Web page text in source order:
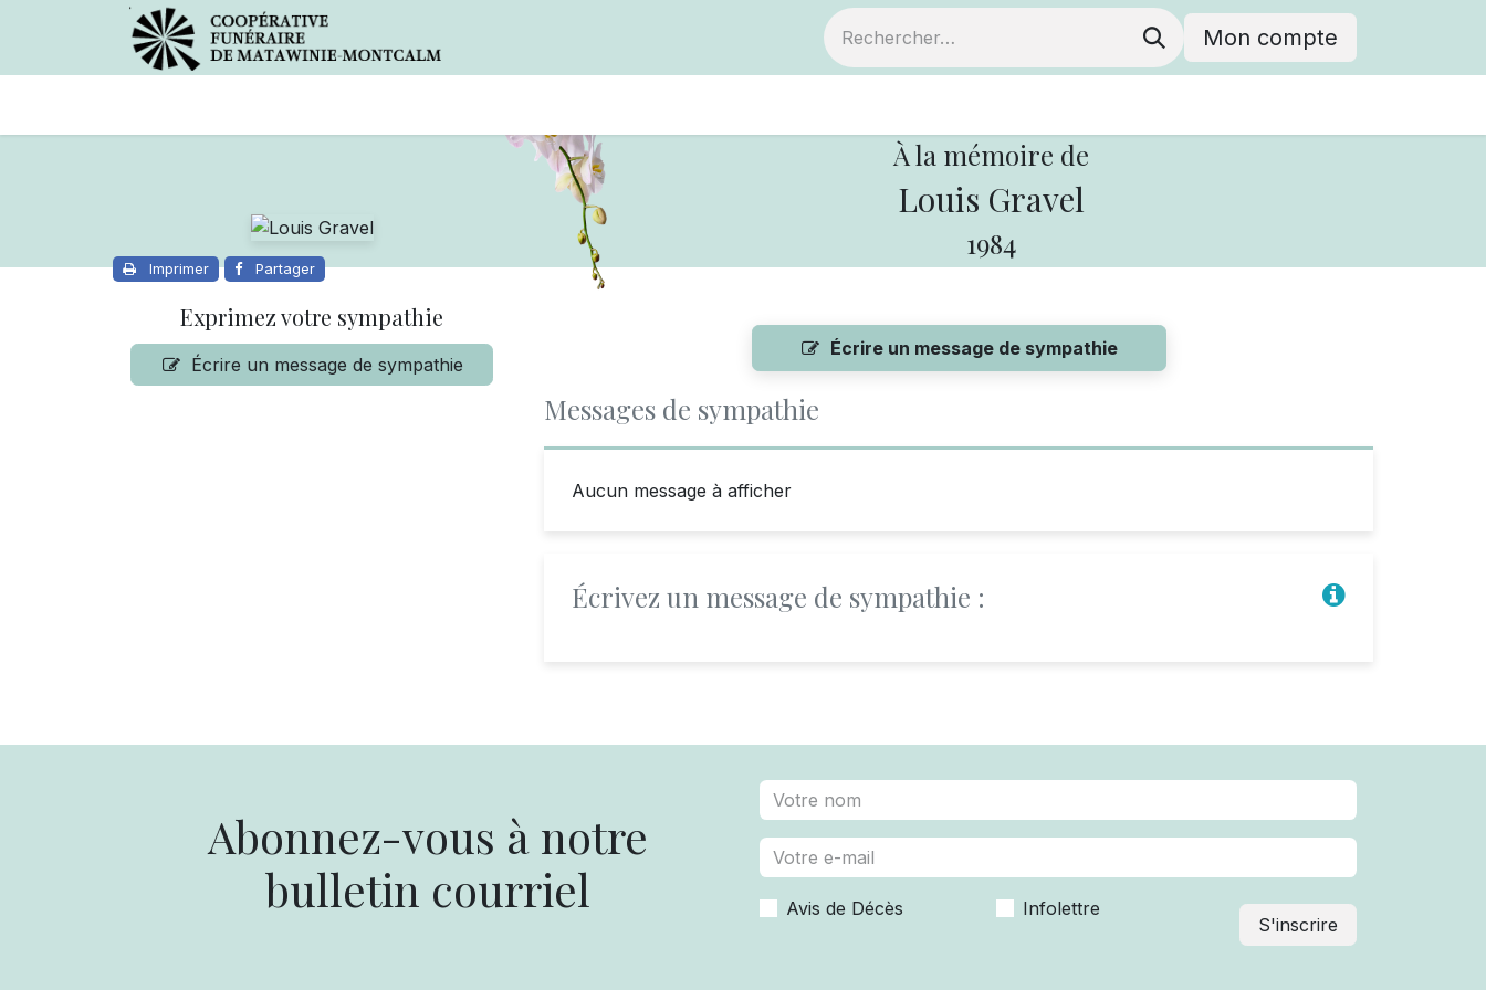
Mon compte
À la mémoire de
Louis Gravel
1984
Imprimer Partager
Exprimez votre sympathie
Écrire un message de sympathie
Écrire un message de sympathie
Messages de sympathie
Aucun message à afficher
Écrivez un message de sympathie :
Abonnez-vous à notre
bulletin courriel
Avis de Décès Infolettre
S'inscrire